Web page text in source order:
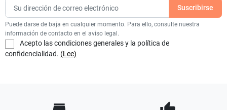
Puede darse de baja en cualquier momento. Para ello, consulte nuestra
información de contacto en el aviso legal.
Acepto las condiciones generales y la política de
confidencialidad. (Lee)